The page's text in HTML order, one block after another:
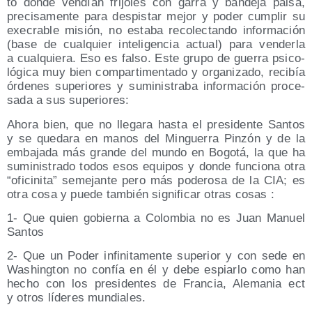
pre­ci­sa­men­te para des­pis­tar mejor y poder cum­plir su
exe­cra­ble misión, no esta­ba reco­lec­tan­do infor­ma­ción
(base de cual­quier inte­li­gen­cia actual) para ven­der­la
a cual­quie­ra. Eso es fal­so. Este gru­po de gue­rra psi­co­
ló­gi­ca muy bien com­par­ti­men­ta­do y orga­ni­za­do, reci­bía
órde­nes supe­rio­res y sumi­nis­tra­ba infor­ma­ción pro­ce­
sa­da a sus superiores:
Aho­ra bien, que no lle­ga­ra has­ta el pre­si­den­te San­tos
y se que­da­ra en manos del Min­gue­rra Pin­zón y de la
emba­ja­da más gran­de del mun­do en Bogo­tá, la que ha
sumi­nis­tra­do todos esos equi­pos y don­de fun­cio­na otra
“ofi­ci­ni­ta” seme­jan­te pero más pode­ro­sa de la CIA; es
otra cosa y pue­de tam­bién sig­ni­fi­car otras cosas :
1- Que quien gobier­na a Colom­bia no es Juan Manuel
Santos
2- Que un Poder infi­ni­ta­men­te supe­rior y con sede en
Washing­ton no con­fía en él y debe espiar­lo como han
hecho con los pre­si­den­tes de Fran­cia, Ale­ma­nia ect
y otros líde­res mundiales.